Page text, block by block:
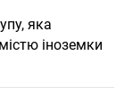
яка
іноземки